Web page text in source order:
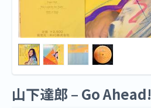
山下達郎 ‎– Go Ahead!